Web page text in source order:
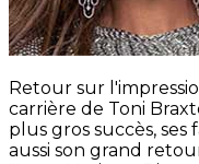
Retour sur
carrière de Toni
plus gros succès, ses
aussi son grand